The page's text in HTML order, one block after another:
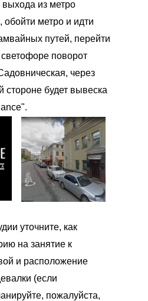
из метро
обойти метро и идти
путей, перейти
поворот
через
стороне будет вывеска
уточните, как
на занятие к
и расположение
(если
пожалуйста,